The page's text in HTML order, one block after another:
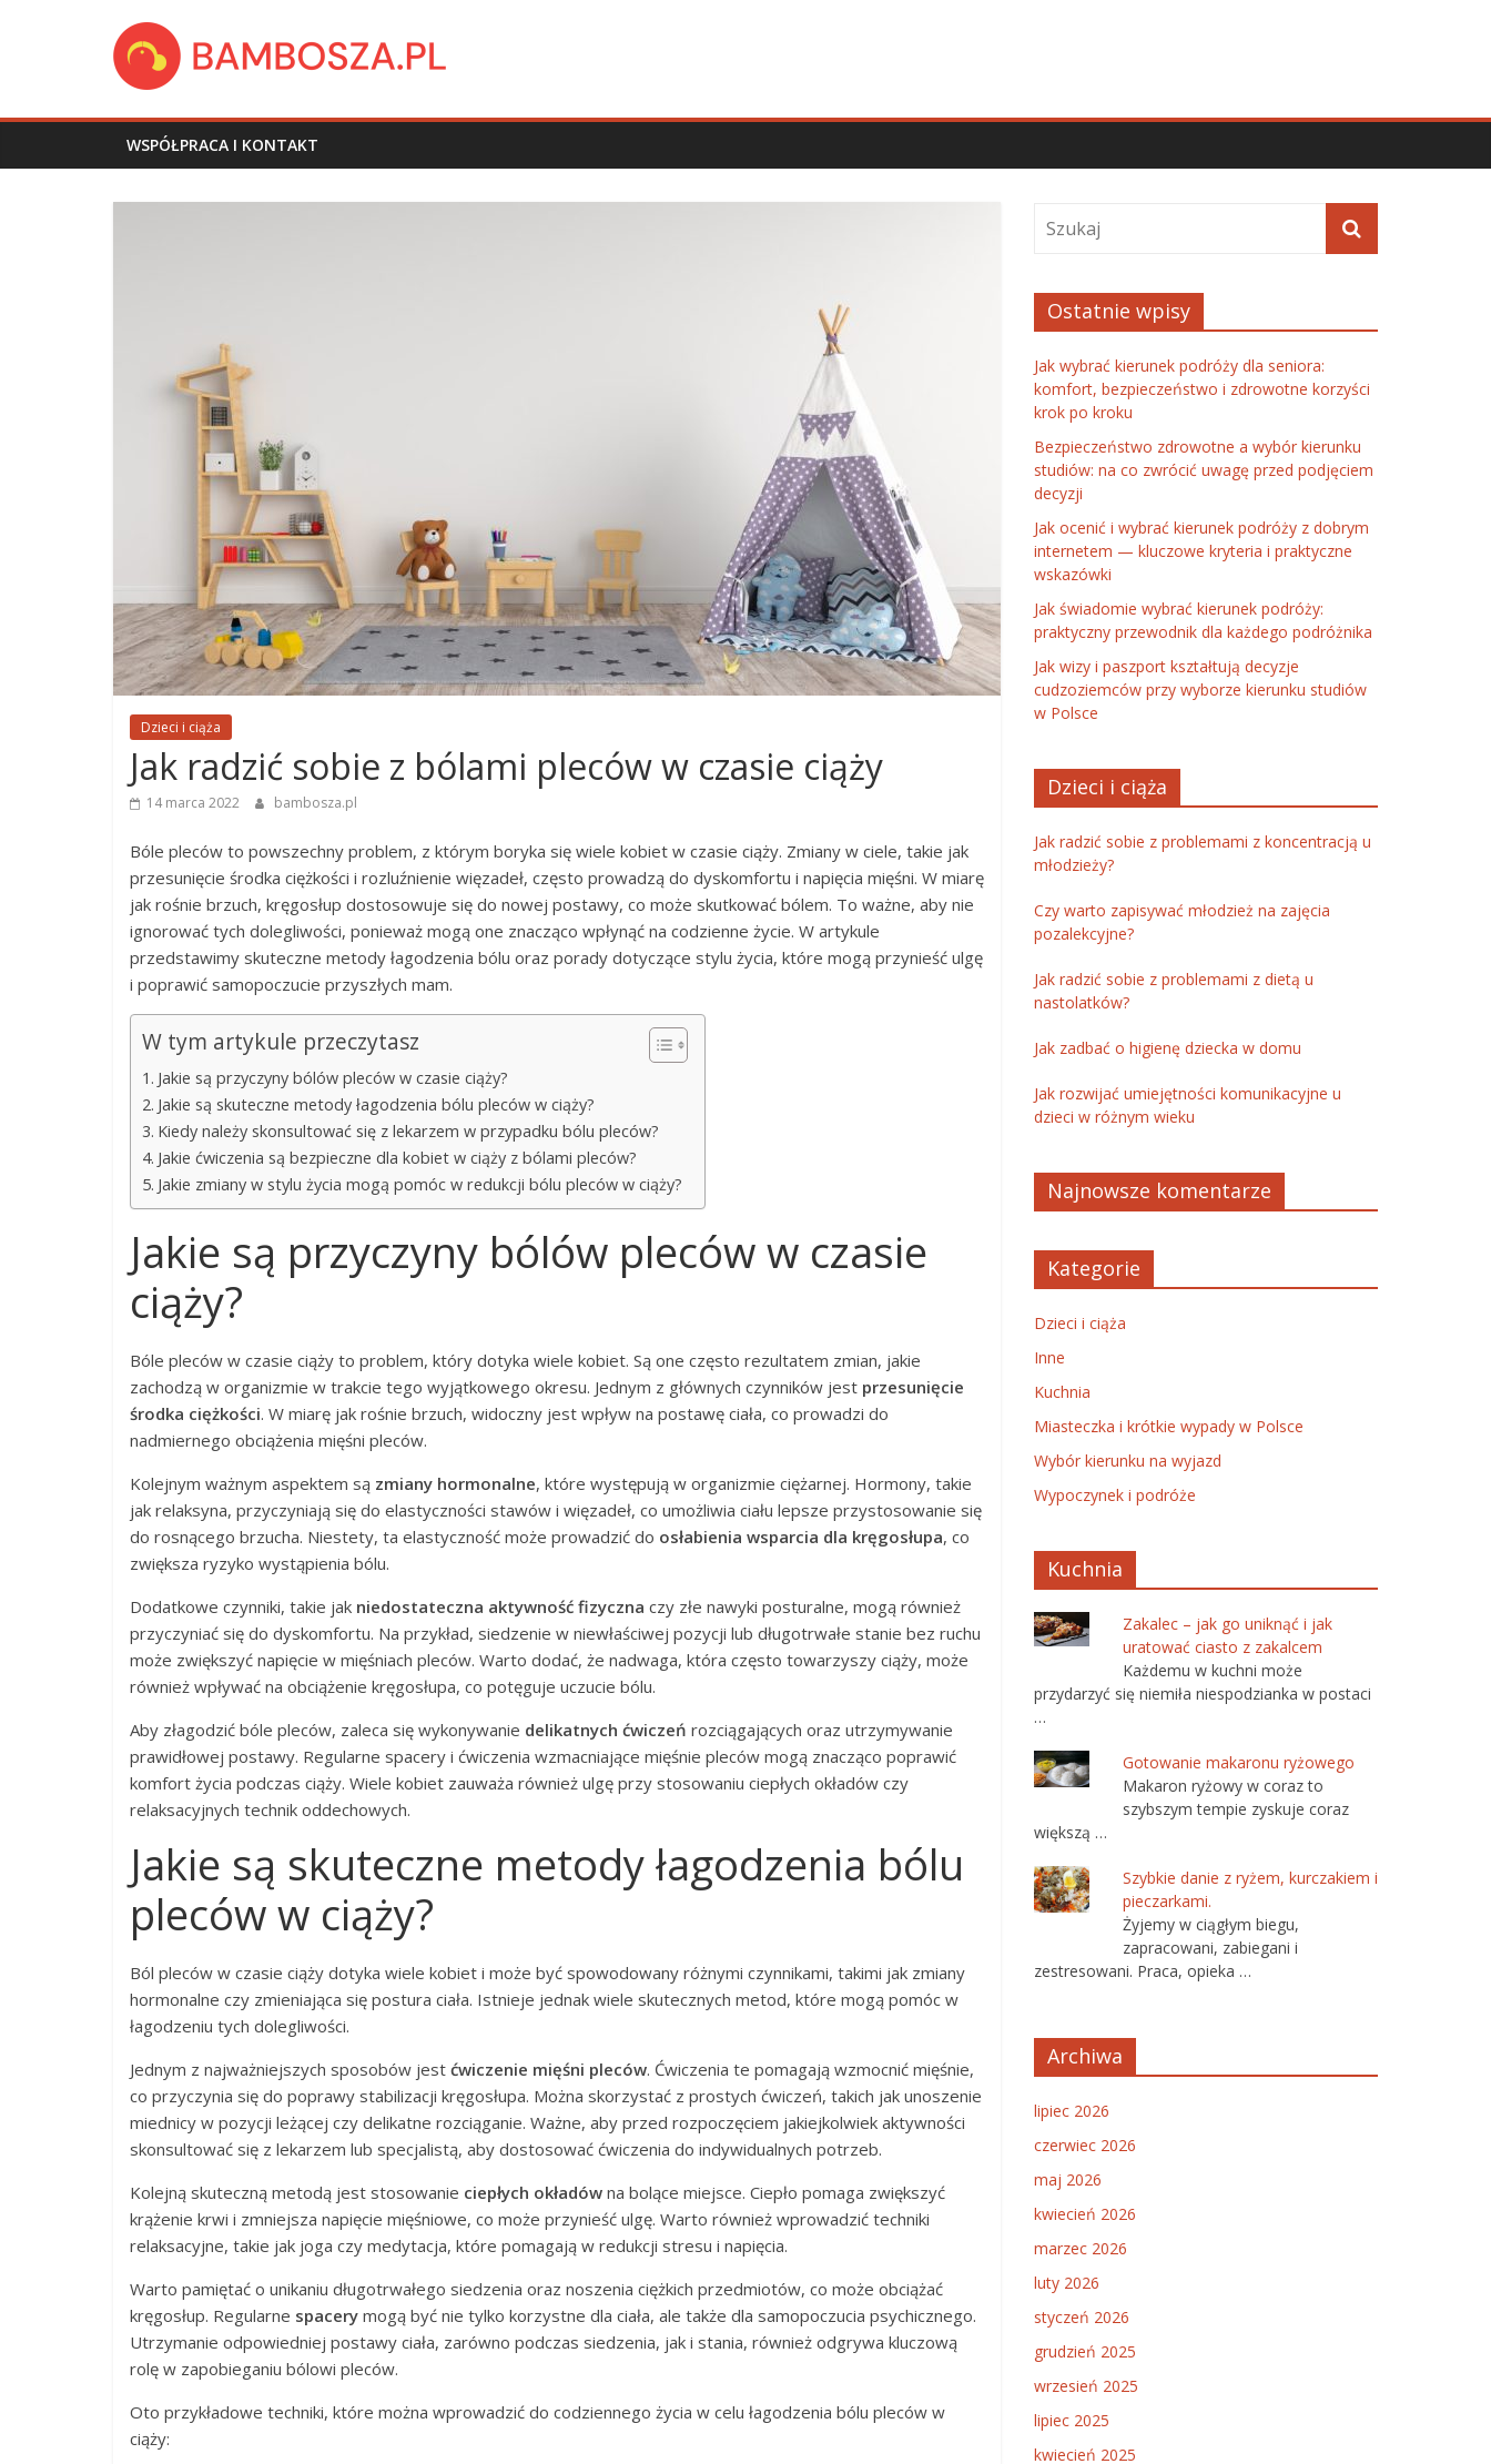
bambosza.pl
WSPÓŁPRACA I KONTAKT
Dzieci i ciąża
Jak radzić sobie z bólami pleców w czasie ciąży
14 marca 2022 bambosza.pl
Bóle pleców to powszechny problem, z którym boryka się wiele kobiet w czasie ciąży. Zmiany w ciele, takie jak
przesunięcie środka ciężkości i rozluźnienie więzadeł, często prowadzą do dyskomfortu i napięcia mięśni. W miarę
jak rośnie brzuch, kręgosłup dostosowuje się do nowej postawy, co może skutkować bólem. To ważne, aby nie
ignorować tych dolegliwości, ponieważ mogą one znacząco wpłynąć na codzienne życie. W artykule
przedstawimy skuteczne metody łagodzenia bólu oraz porady dotyczące stylu życia, które mogą przynieść ulgę
i poprawić samopoczucie przyszłych mam.
W tym artykule przeczytasz
Jakie są przyczyny bólów pleców w czasie ciąży?
Jakie są skuteczne metody łagodzenia bólu pleców w ciąży?
Kiedy należy skonsultować się z lekarzem w przypadku bólu pleców?
Jakie ćwiczenia są bezpieczne dla kobiet w ciąży z bólami pleców?
Jakie zmiany w stylu życia mogą pomóc w redukcji bólu pleców w ciąży?
Jakie są przyczyny bólów pleców w czasie
ciąży?
Bóle pleców w czasie ciąży to problem, który dotyka wiele kobiet. Są one często rezultatem zmian, jakie
zachodzą w organizmie w trakcie tego wyjątkowego okresu. Jednym z głównych czynników jest przesunięcie
środka ciężkości. W miarę jak rośnie brzuch, widoczny jest wpływ na postawę ciała, co prowadzi do
nadmiernego obciążenia mięśni pleców.
Kolejnym ważnym aspektem są zmiany hormonalne, które występują w organizmie ciężarnej. Hormony, takie
jak relaksyna, przyczyniają się do elastyczności stawów i więzadeł, co umożliwia ciału lepsze przystosowanie się
do rosnącego brzucha. Niestety, ta elastyczność może prowadzić do osłabienia wsparcia dla kręgosłupa, co
zwiększa ryzyko wystąpienia bólu.
Dodatkowe czynniki, takie jak niedostateczna aktywność fizyczna czy złe nawyki posturalne, mogą również
przyczyniać się do dyskomfortu. Na przykład, siedzenie w niewłaściwej pozycji lub długotrwałe stanie bez ruchu
może zwiększyć napięcie w mięśniach pleców. Warto dodać, że nadwaga, która często towarzyszy ciąży, może
również wpływać na obciążenie kręgosłupa, co potęguje uczucie bólu.
Aby złagodzić bóle pleców, zaleca się wykonywanie delikatnych ćwiczeń rozciągających oraz utrzymywanie
prawidłowej postawy. Regularne spacery i ćwiczenia wzmacniające mięśnie pleców mogą znacząco poprawić
komfort życia podczas ciąży. Wiele kobiet zauważa również ulgę przy stosowaniu ciepłych okładów czy
relaksacyjnych technik oddechowych.
Jakie są skuteczne metody łagodzenia bólu
pleców w ciąży?
Ból pleców w czasie ciąży dotyka wiele kobiet i może być spowodowany różnymi czynnikami, takimi jak zmiany
hormonalne czy zmieniająca się postura ciała. Istnieje jednak wiele skutecznych metod, które mogą pomóc w
łagodzeniu tych dolegliwości.
Jednym z najważniejszych sposobów jest ćwiczenie mięśni pleców. Ćwiczenia te pomagają wzmocnić mięśnie,
co przyczynia się do poprawy stabilizacji kręgosłupa. Można skorzystać z prostych ćwiczeń, takich jak unoszenie
miednicy w pozycji leżącej czy delikatne rozciąganie. Ważne, aby przed rozpoczęciem jakiejkolwiek aktywności
skonsultować się z lekarzem lub specjalistą, aby dostosować ćwiczenia do indywidualnych potrzeb.
Kolejną skuteczną metodą jest stosowanie ciepłych okładów na bolące miejsce. Ciepło pomaga zwiększyć
krążenie krwi i zmniejsza napięcie mięśniowe, co może przynieść ulgę. Warto również wprowadzić techniki
relaksacyjne, takie jak joga czy medytacja, które pomagają w redukcji stresu i napięcia.
Warto pamiętać o unikaniu długotrwałego siedzenia oraz noszenia ciężkich przedmiotów, co może obciążać
kręgosłup. Regularne spacery mogą być nie tylko korzystne dla ciała, ale także dla samopoczucia psychicznego.
Utrzymanie odpowiedniej postawy ciała, zarówno podczas siedzenia, jak i stania, również odgrywa kluczową
rolę w zapobieganiu bólowi pleców.
Oto przykładowe techniki, które można wprowadzić do codziennego życia w celu łagodzenia bólu pleców w
ciąży:
Ostatnie wpisy
Jak wybrać kierunek podróży dla seniora:
komfort, bezpieczeństwo i zdrowotne korzyści
krok po kroku
Bezpieczeństwo zdrowotne a wybór kierunku
studiów: na co zwrócić uwagę przed podjęciem
decyzji
Jak ocenić i wybrać kierunek podróży z dobrym
internetem — kluczowe kryteria i praktyczne
wskazówki
Jak świadomie wybrać kierunek podróży:
praktyczny przewodnik dla każdego podróżnika
Jak wizy i paszport kształtują decyzje
cudzoziemców przy wyborze kierunku studiów
w Polsce
Dzieci i ciąża
Jak radzić sobie z problemami z koncentracją u
młodzieży?
Czy warto zapisywać młodzież na zajęcia
pozalekcyjne?
Jak radzić sobie z problemami z dietą u
nastolatków?
Jak zadbać o higienę dziecka w domu
Jak rozwijać umiejętności komunikacyjne u
dzieci w różnym wieku
Najnowsze komentarze
Kategorie
Dzieci i ciąża
Inne
Kuchnia
Miasteczka i krótkie wypady w Polsce
Wybór kierunku na wyjazd
Wypoczynek i podróże
Kuchnia
Zakalec – jak go uniknąć i jak
uratować ciasto z zakalcem
Każdemu w kuchni może
przydarzyć się niemiła niespodzianka w postaci
…
Gotowanie makaronu ryżowego
Makaron ryżowy w coraz to
szybszym tempie zyskuje coraz
większą …
Szybkie danie z ryżem, kurczakiem i
pieczarkami.
Żyjemy w ciągłym biegu,
zapracowani, zabiegani i
zestresowani. Praca, opieka …
Archiwa
lipiec 2026
czerwiec 2026
maj 2026
kwiecień 2026
marzec 2026
luty 2026
styczeń 2026
grudzień 2025
wrzesień 2025
lipiec 2025
kwiecień 2025